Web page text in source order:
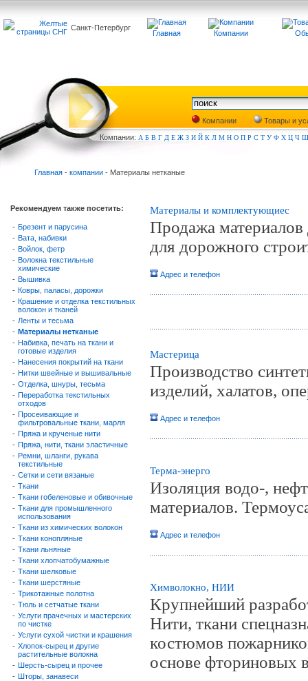
Санкт-Петербург
Главная Компании
Компании
Товары и
Компании: А Б В Г Д Е Ж З И Й К Л М Н О П Р С Т У Ф Х Ц Ч Ш
Главная - компании - Материалы нетканые
Рекомендуем также посетить:
- Брезент и парусина
- Вата, набивки
- Войлок, фетр
- Волокна текстильные
химические
- Вышивка
- Ковры, паласы, дорожки
- Крашение и отделка текстильных
волокон и тканей
- Ленты и тесьма
- Материалы нетканые
- Набивка, печать на ткани и
готовые изделия
- Нанесения покрытий на ткани
- Нитки швейные и вышивальные
- Отделка, шнуры, тесьма
- Переработка текстильных
отходов
- Просеивающие и
фильтровальные ткани, марля
- Пряжа и крученые нити
- Пряжа, нити, ткани эластичные
- Ремни, шланги, рукава
текстильные
- Сетки и сети вязаные
- Ткани
- Ткани гобеленовые и обивочные
- Ткани для промышленного
использования
- Ткани из химических волокон
- Ткани конопляные
- Ткани льняные
- Ткани хлопчатобумажные
- Ткани шелковые
- Ткани шерстяные
- Трикотажные полотна
- Тюль и сетчатые ткани
- Услуги прачечных и мастерских
по чистке
- Услуги сухой чистки и крашения
- Хлопок-сырец и другие
растительные волокна
- Шерсть-сырец и прочее
- Шторы, занавеси
Материалы и комплектующиеc
Продажа материалов
для дорожного
Адрес и телефон
Мастерица
Производство
изделий, халатов,
Адрес и телефон
Терма-энерго
Изоляция водо-,
материалов.
Адрес и телефон
Химволокно, НИИ
Крупнейший
Нити, ткани
костюмов
основе фториновых